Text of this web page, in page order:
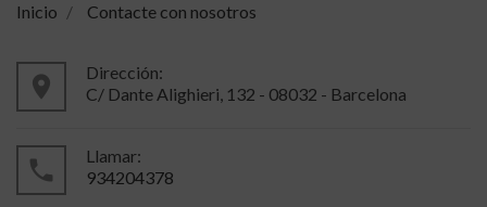
Inicio Contacte con nosotros
place
Dirección:
C/ Dante Alighieri, 132 - 08032 - Barcelona
local_phone
Llamar:
934204378